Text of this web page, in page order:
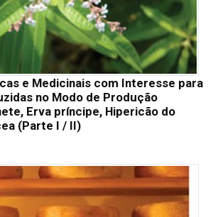
e Medicinais com Interesse para
no Modo de Produção
Erva príncipe, Hipericão do
(Parte I / II)